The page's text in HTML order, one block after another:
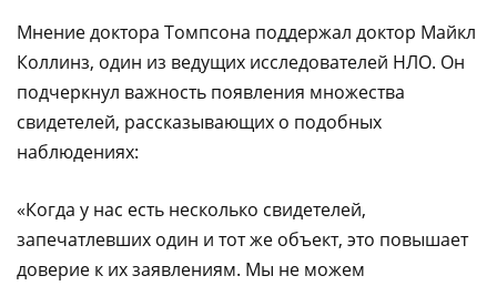
Мнение доктора Томпсона поддержал доктор Майкл
Коллинз, один из ведущих исследователей НЛО. Он
подчеркнул важность появления множества
свидетелей, рассказывающих о подобных
наблюдениях:
«Когда у нас есть несколько свидетелей,
запечатлевших один и тот же объект, это повышает
доверие к их заявлениям. Мы не можем